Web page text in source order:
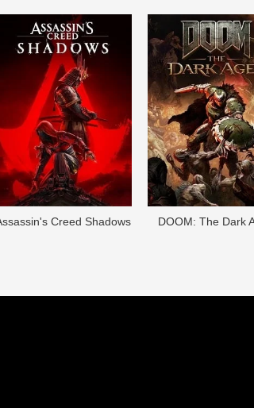
Creed Shadows DOОM: The Dark